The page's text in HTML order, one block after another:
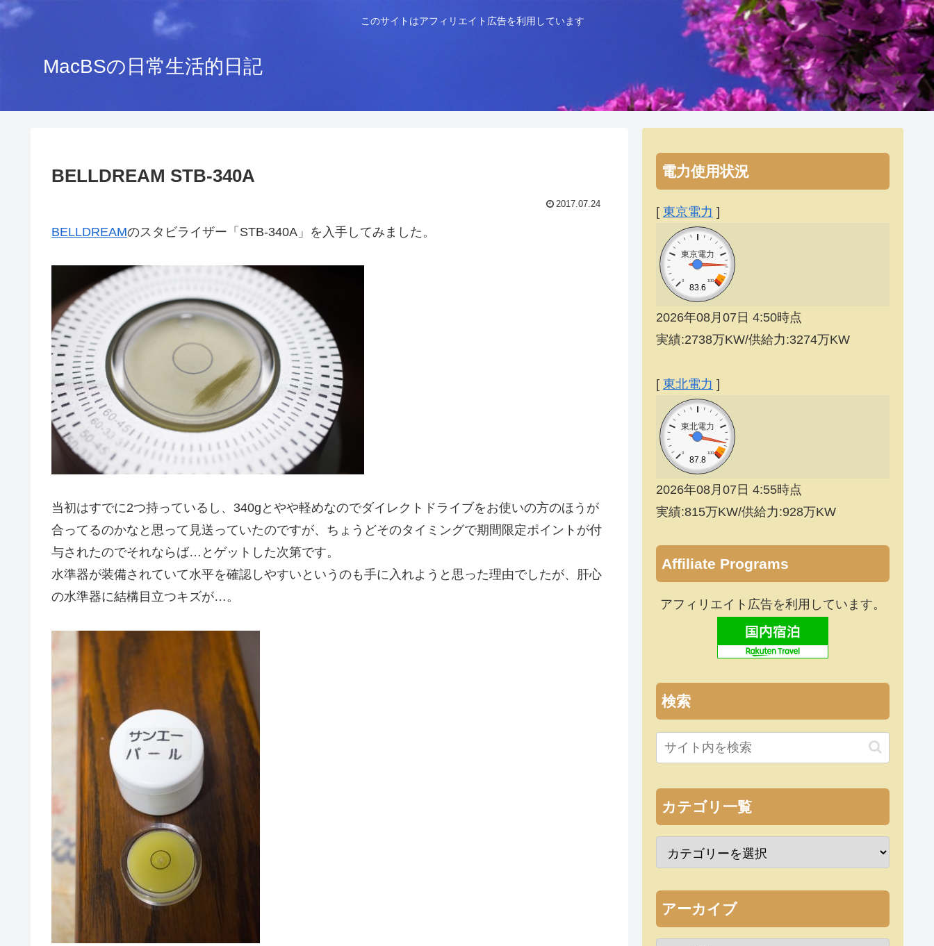
このサイトはアフィリエイト広告を利用しています
MacBSの日常生活的日記
BELLDREAM STB-340A
2017.07.24
BELLDREAMのスタビライザー「STB-340A」を入手してみました。
当初はすでに2つ持っているし、340gとやや軽めなのでダイレクトドライブをお使いの方のほうが
合ってるのかなと思って見送っていたのですが、ちょうどそのタイミングで期間限定ポイントが付
与されたのでそれならば…とゲットした次第です。
水準器が装備されていて水平を確認しやすいというのも手に入れようと思った理由でしたが、肝心
の水準器に結構目立つキズが…。
電力使用状況
[ 東京電力 ]
東京電力
0 100
83.6
2026年08月07日 4:50時点
実績:2738万KW/供給力:3274万KW
[ 東北電力 ]
東北電力
0 100
87.8
2026年08月07日 4:55時点
実績:815万KW/供給力:928万KW
Affiliate Programs
アフィリエイト広告を利用しています。
検索
カテゴリ一覧
アーカイブ